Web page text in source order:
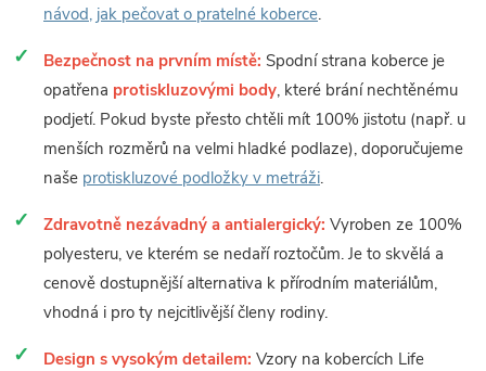
návod, jak pečovat o pratelné koberce.
Bezpečnost na prvním místě: Spodní strana koberce je
opatřena protiskluzovými body, které brání nechtěnému
podjetí. Pokud byste přesto chtěli mít 100% jistotu (např. u
menších rozměrů na velmi hladké podlaze), doporučujeme
naše protiskluzové podložky v metráži.
Zdravotně nezávadný a antialergický: Vyroben ze 100%
polyesteru, ve kterém se nedaří roztočům. Je to skvělá a
cenově dostupnější alternativa k přírodním materiálům,
vhodná i pro ty nejcitlivější členy rodiny.
Design s vysokým detailem: Vzory na kobercích Life